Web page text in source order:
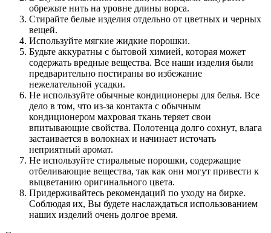
обрежьте нить на уровне длины ворса.
Стирайте белые изделия отдельно от цветных и черных
вещей.
Используйте мягкие жидкие порошки.
Будьте аккуратны с бытовой химией, которая может
содержать вредные вещества. Все наши изделия были
предварительно постираны во избежание
нежелательной усадки.
Не используйте обычные кондиционеры для белья. Все
дело в том, что из-за контакта с обычным
кондиционером махровая ткань теряет свои
впитывающие свойства. Полотенца долго сохнут, влага
застаивается в волокнах и начинает источать
неприятный аромат.
Не используйте стиральные порошки, содержащие
отбеливающие вещества, так как они могут привести к
выцветанию оригинального цвета.
Придерживайтесь рекомендаций по уходу на бирке.
Соблюдая их, Вы будете наслаждаться использованием
наших изделий очень долгое время.